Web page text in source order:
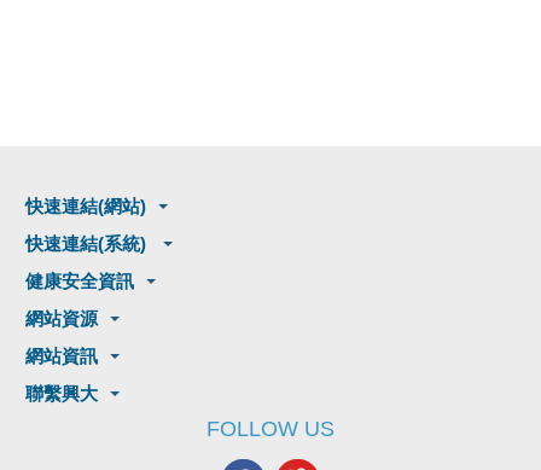
快速連結(網站)
快速連結(系統)
健康安全資訊
網站資源
網站資訊
聯繫興大
FOLLOW US